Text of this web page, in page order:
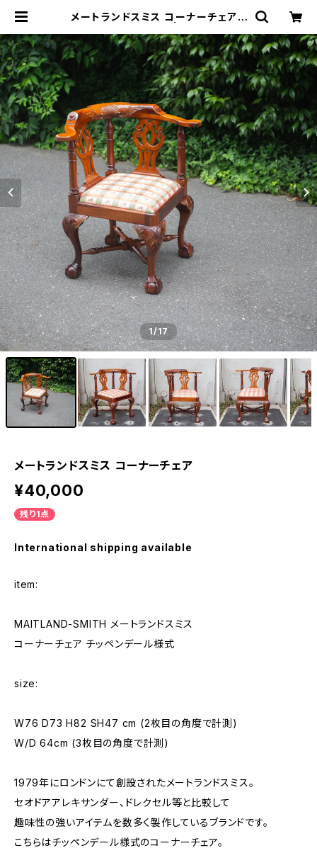
メートランドスミス コーナーチェア |
のリサイクルショップ・古着
1/17
メートランドスミス コーナーチェア
¥40,000
残り1点
International shipping available
item:
MAITLAND-SMITH メートランドスミス
コーナーチェア チッペンデール様式
size:
W76 D73 H82 SH47 cm (2枚目の角度で計測)
W/D 64cm (3枚目の角度で計測)
1979年にロンドンにて創設されたメートランドスミス。
セオドアアレキサンダー、ドレクセル等と比較して
趣味性の強いアイテムを数多く製作しているブランドです。
こちらはチッペンデール様式のコーナーチェア。